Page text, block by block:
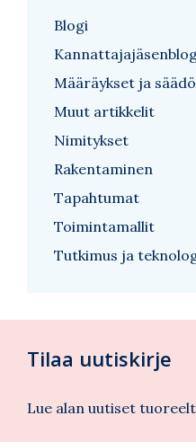
Blogi
Määräykset ja
Muut artikkelit
Nimitykset
Rakentaminen
Tapahtumat
Toimintamallit
Tutkimus ja
Tilaa uutiskirje
Lue alan uutiset